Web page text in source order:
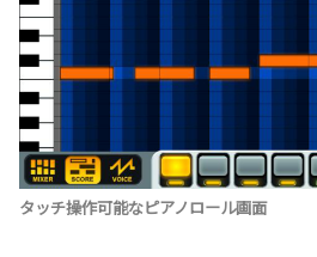
タッチ操作可能なピアノロール画面